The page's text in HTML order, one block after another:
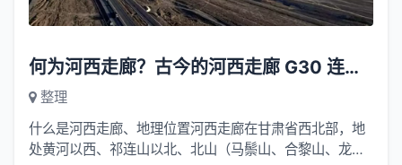
何为河西走廊？古今的河西走廊 G30 连霍高速
整理
什么是河西走廊、地理位置河西走廊在甘肃省西北部，地
处黄河以西、祁连山以北、北山（马鬃山、合黎山、龙首